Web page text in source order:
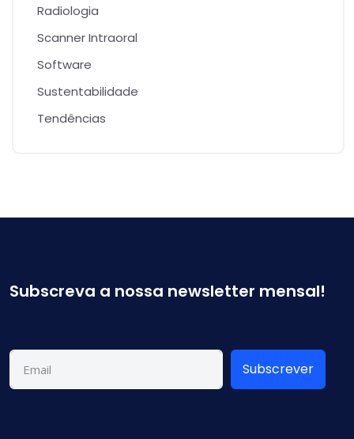
Radiologia
Scanner Intraoral
Software
Sustentabilidade
Tendências
Subscreva a nossa newsletter mensal!
Subscrever